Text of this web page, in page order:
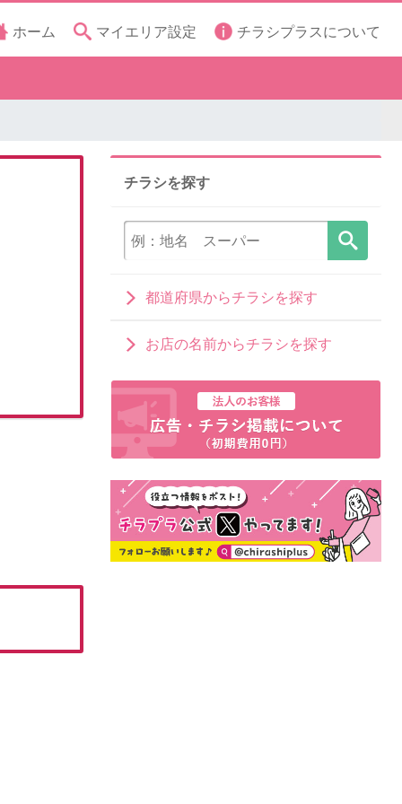
ホーム マイエリア設定 チラシプラスについて
チラシを探す
都道府県からチラシを探す
お店の名前からチラシを探す